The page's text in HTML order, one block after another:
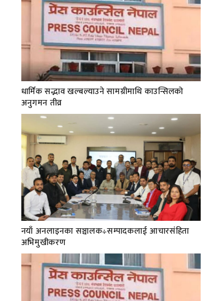
धार्मिक सद्भाव खल्बल्याउने सामग्रीमाथि काउन्सिलको
अनुगमन तीव्र
नयाँ अनलाइनका सञ्चालक÷सम्पादकलाई आचारसंहिता
अभिमुखीकरण